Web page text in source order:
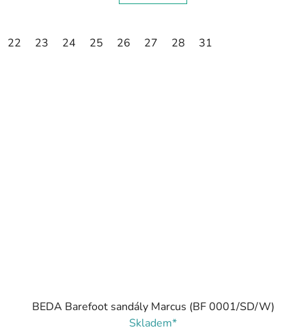
22 23 24 25 26 27 28 31
BEDA Barefoot sandály Marcus (BF 0001/SD/W)
Skladem*